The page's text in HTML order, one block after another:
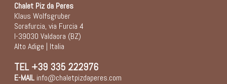
Chalet Piz da Peres
Klaus Wolfsgruber
Sorafurcia, via Furcia 4
I-39030 Valdaora (BZ)
Alto Adige | Italia
TEL+39 335 222976
E-MAIL info@chaletpizdaperes.com